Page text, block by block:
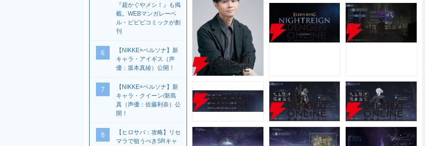
『超かぐやメシ！』も掲
載。WEBマンガレーベ
ル・ビビビコミックが創
刊
6
【NIKKE×ペルソナ】新
キャラ・アイギス（声
優：坂本真綾）公開！
7
【NIKKE×ペルソナ】新
キャラ・クイーン/新島
真（声優：佐藤利奈）公
開！
8
【ヒロサバ：攻略】リセ
マラで狙うべきSRキャ